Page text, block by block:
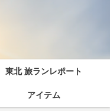
東北 旅ランレポート
アイテム